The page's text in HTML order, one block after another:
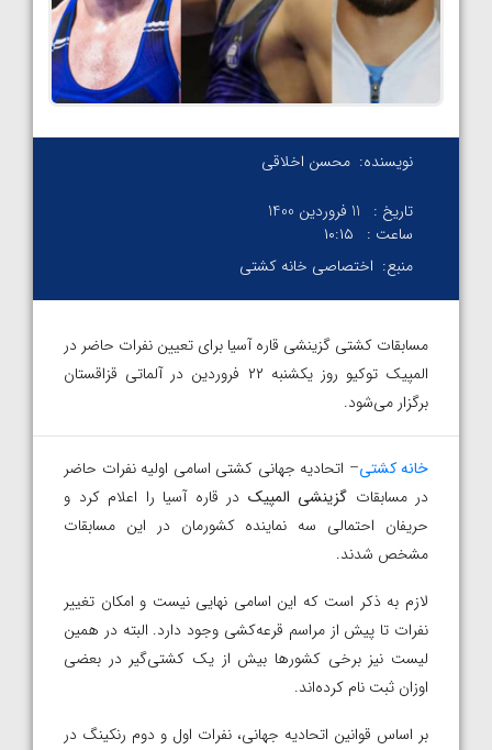
نویسنده: محسن اخلاقی
تاریخ :
11 فروردین 1400
ساعت :
۱۰:۱۵
منبع: اختصاصی خانه کشتی
مسابقات کشتی گزینشی قاره آسیا برای تعیین نفرات حاضر در
المپیک توکیو روز یکشنبه ۲۲ فروردین در آلماتی قزاقستان
برگزار می‌شود.
خانه کشتی– اتحادیه جهانی کشتی اسامی اولیه نفرات حاضر
در مسابقات گزینشی المپیک در قاره آسیا را اعلام کرد و
حریفان احتمالی سه نماینده کشورمان در این مسابقات
مشخص شدند.
لازم به ذکر است که این اسامی نهایی نیست و امکان تغییر
نفرات تا پیش از مراسم قرعه‌کشی وجود دارد. البته در همین
لیست نیز برخی کشورها بیش از یک کشتی‌گیر در بعضی
اوزان ثبت نام کرده‌اند.
بر اساس قوانین اتحادیه جهانی، نفرات اول و دوم رنکینگ در